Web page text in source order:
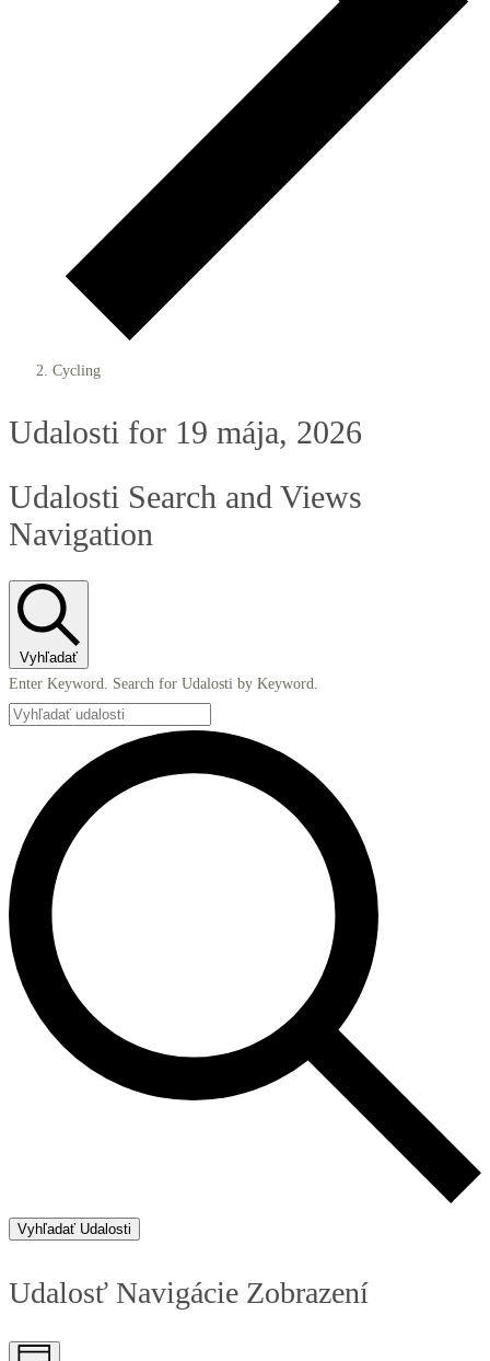
Cycling
Udalosti for 19 mája, 2026
Udalosti Search and Views
Navigation
Vyhľadať
Enter Keyword. Search for Udalosti by Keyword.
Vyhľadať Udalosti
Udalosť Navigácie Zobrazení